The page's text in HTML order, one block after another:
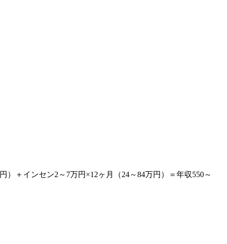
）＋インセン2～7万円×12ヶ月（24～84万円）＝年収550～